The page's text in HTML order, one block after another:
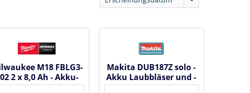
M18 FBLG3-
2 x 8,0 Ah - Akku-
Gebläse 18 V
Makita DUB187Z solo -
Akku Laubbläser und -
sauger 18V